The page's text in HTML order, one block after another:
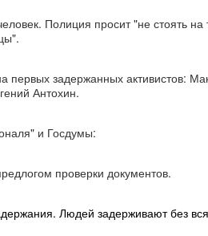
Полиция просит "не стоять на
задержанных активистов:
Антохин.
и Госдумы:
проверки документов.
Людей задерживают без